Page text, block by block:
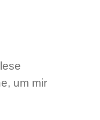
um mir